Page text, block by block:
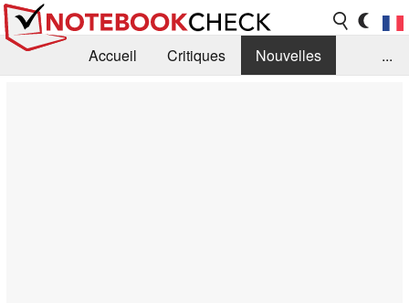
Accueil Critiques
Nouvelles
...